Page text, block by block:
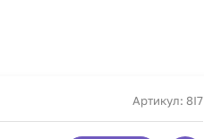
Артикул: 8I7